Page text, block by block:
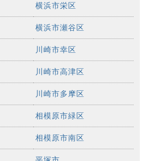
横浜市栄区
横浜市瀬谷区
川崎市幸区
川崎市高津区
川崎市多摩区
相模原市緑区
相模原市南区